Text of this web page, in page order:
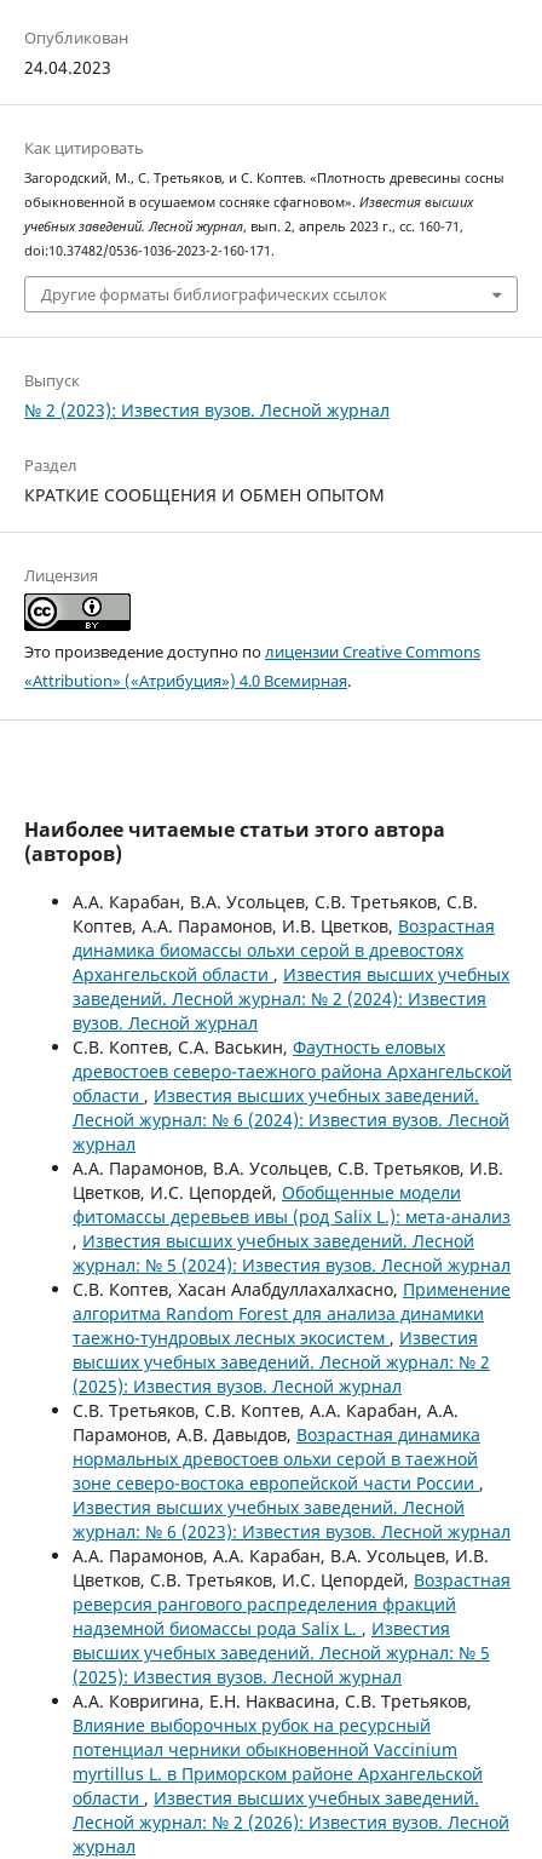
Опубликован
24.04.2023
Как цитировать
Загородский, М., С. Третьяков, и С. Коптев. «Плотность древесины сосны
обыкновенной в осушаемом сосняке сфагновом». Известия высших
учебных заведений. Лесной журнал, вып. 2, апрель 2023 г., сс. 160-71,
doi:10.37482/0536-1036-2023-2-160-171.
Другие форматы библиографических ссылок
Выпуск
№ 2 (2023): Известия вузов. Лесной журнал
Раздел
КРАТКИЕ СООБЩЕНИЯ И ОБМЕН ОПЫТОМ
Лицензия
Это произведение доступно полицензии Creative Commons
«Attribution» («Атрибуция») 4.0 Всемирная.
Наиболее читаемые статьи этого автора
(авторов)
А.А. Карабан, В.А. Усольцев, С.В. Третьяков, С.В.
Коптев, А.А. Парамонов, И.В. Цветков, Возрастная
динамика биомассы ольхи серой в древостоях
Архангельской области , Известия высших учебных
заведений. Лесной журнал: № 2 (2024): Известия
вузов. Лесной журнал
С.В. Коптев, С.А. Васькин, Фаутность еловых
древостоев северо-таежного района Архангельской
области , Известия высших учебных заведений.
Лесной журнал: № 6 (2024): Известия вузов. Лесной
журнал
А.А. Парамонов, В.А. Усольцев, С.В. Третьяков, И.В.
Цветков, И.С. Цепордей, Обобщенные модели
фитомассы деревьев ивы (род Salix L.): мета-анализ
, Известия высших учебных заведений. Лесной
журнал: № 5 (2024): Известия вузов. Лесной журнал
С.В. Коптев, Хасан Алабдуллахалхасно, Применение
алгоритма Random Forest для анализа динамики
таежно-тундровых лесных экосистем , Известия
высших учебных заведений. Лесной журнал: № 2
(2025): Известия вузов. Лесной журнал
С.В. Третьяков, С.В. Коптев, А.А. Карабан, А.А.
Парамонов, А.В. Давыдов, Возрастная динамика
нормальных древостоев ольхи серой в таежной
зоне северо-востока европейской части России ,
Известия высших учебных заведений. Лесной
журнал: № 6 (2023): Известия вузов. Лесной журнал
А.А. Парамонов, А.А. Карабан, В.А. Усольцев, И.В.
Цветков, С.В. Третьяков, И.С. Цепордей, Возрастная
реверсия рангового распределения фракций
надземной биомассы рода Salix L. , Известия
высших учебных заведений. Лесной журнал: № 5
(2025): Известия вузов. Лесной журнал
А.А. Ковригина, Е.Н. Наквасина, С.В. Третьяков,
Влияние выборочных рубок на ресурсный
потенциал черники обыкновенной Vaccinium
myrtillus L. в Приморском районе Архангельской
области , Известия высших учебных заведений.
Лесной журнал: № 2 (2026): Известия вузов. Лесной
журнал